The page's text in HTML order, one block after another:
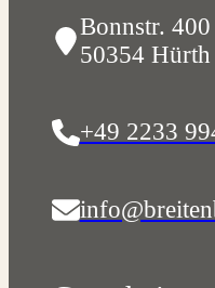
Bonnstr.
50354 Hürth
+49 2233